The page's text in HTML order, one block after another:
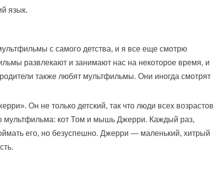
язык.
с самого детства, и я все еще смотрю
развлекают и занимают нас на некоторое время, и
также любят мультфильмы. Они иногда смотрят
Он не только детский, так что люди всех возрастов
мультфильма: кот Том и мышь Джерри. Каждый раз,
его, но безуспешно. Джерри — маленький, хитрый